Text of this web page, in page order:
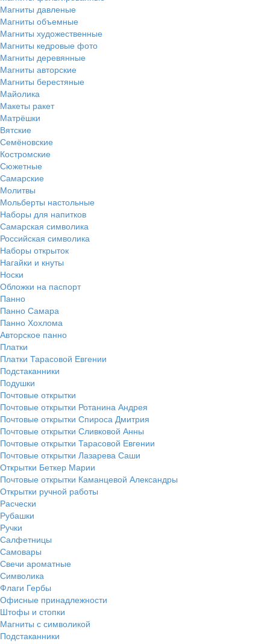
Магниты давленые
Магниты объемные
Магниты художественные
Магниты кедровые фото
Магниты деревянные
Магниты авторские
Магниты берестяные
Майолика
Макеты ракет
Матрёшки
Вятские
Семёновские
Костромские
Сюжетные
Самарские
Молитвы
Мольберты настольные
Наборы для напитков
Самарская символика
Российская символика
Наборы открыток
Нагайки и кнуты
Носки
Обложки на паспорт
Панно
Панно Самара
Панно Хохлома
Авторское панно
Платки
Платки Тарасовой Евгении
Подстаканники
Подушки
Почтовые открытки
Почтовые открытки Ротанина Андрея
Почтовые открытки Спироса Дмитрия
Почтовые открытки Сливковой Анны
Почтовые открытки Тарасовой Евгении
Почтовые открытки Лазарева Саши
Открытки Беткер Марии
Почтовые открытки Каманцевой Александры
Открытки ручной работы
Расчески
Рубашки
Ручки
Салфетницы
Самовары
Свечи ароматные
Символика
Флаги Гербы
Офисные принадлежности
Штофы и стопки
Магниты с символикой
Подстаканники